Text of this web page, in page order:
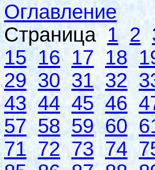
Оглавление
Страница 1 2
15 16 17 18
29 30 31 32
43 44 45 46
57 58 59 60
71 72 73 74